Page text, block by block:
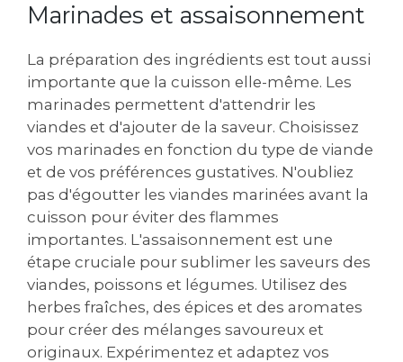
Marinades et assaisonnement
La préparation des ingrédients est tout aussi
importante que la cuisson elle-même. Les
marinades permettent d'attendrir les
viandes et d'ajouter de la saveur. Choisissez
vos marinades en fonction du type de viande
et de vos préférences gustatives. N'oubliez
pas d'égoutter les viandes marinées avant la
cuisson pour éviter des flammes
importantes. L'assaisonnement est une
étape cruciale pour sublimer les saveurs des
viandes, poissons et légumes. Utilisez des
herbes fraîches, des épices et des aromates
pour créer des mélanges savoureux et
originaux. Expérimentez et adaptez vos